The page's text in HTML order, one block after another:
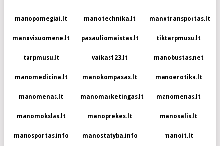
manopomegiai.lt manotechnika.lt manotransportas.lt
manovisuomene.lt pasauliomaistas.lt tiktarpmusu.lt
tarpmusu.lt vaikas123.lt manobustas.net
manomedicina.lt manokompasas.lt manoerotika.lt
manomenas.lt manomarketingas.lt manomenas.lt
manomokslas.lt manoprekes.lt manosalis.lt
manosportas.info manostatyba.info manoit.lt